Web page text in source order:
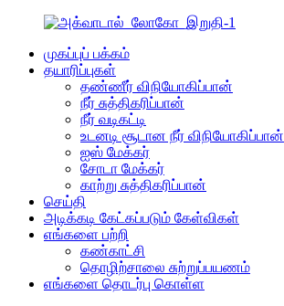
முகப்புப் பக்கம்
தயாரிப்புகள்
தண்ணீர் விநியோகிப்பான்
நீர் சுத்திகரிப்பான்
நீர் வடிகட்டி
உடனடி சூடான நீர் விநியோகிப்பான்
ஐஸ் மேக்கர்
சோடா மேக்கர்
காற்று சுத்திகரிப்பான்
செய்தி
அடிக்கடி கேட்கப்படும் கேள்விகள்
எங்களை பற்றி
கண்காட்சி
தொழிற்சாலை சுற்றுப்பயணம்
எங்களை தொடர்பு கொள்ள